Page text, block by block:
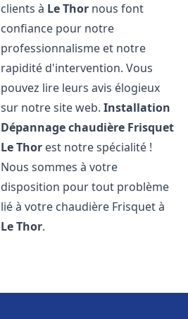
clients à Le Thor nous font
confiance pour notre
professionnalisme et notre
rapidité d'intervention. Vous
pouvez lire leurs avis élogieux
sur notre site web.Installation
Dépannage chaudière Frisquet
Le Thor est notre spécialité !
Nous sommes à votre
disposition pour tout problème
lié à votre chaudière Frisquet à
Le Thor.